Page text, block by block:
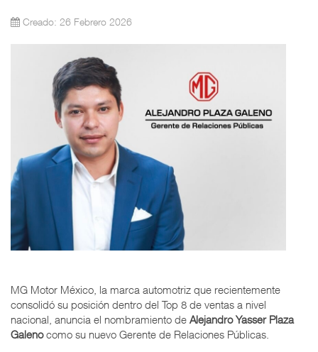
Creado: 26 Febrero 2026
MG Motor México, la marca automotriz que recientemente
consolidó su posición dentro del Top 8 de ventas a nivel
nacional, anuncia el nombramiento de Alejandro Yasser Plaza
Galenocomo su nuevo Gerente de Relaciones Públicas.